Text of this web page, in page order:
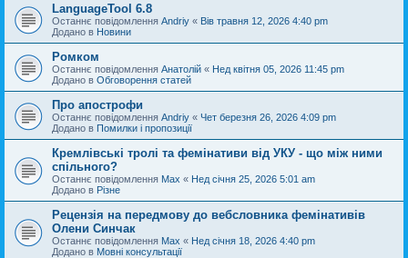
LanguageTool 6.8
Останнє повідомлення Andriy « Вів травня 12, 2026 4:40 pm
Додано в Новини
Ромком
Останнє повідомлення Анатолій « Нед квітня 05, 2026 11:45 pm
Додано в Обговорення статей
Про апострофи
Останнє повідомлення Andriy « Чет березня 26, 2026 4:09 pm
Додано в Помилки і пропозиції
Кремлівські тролі та фемінативи від УКУ - що між ними
спільного?
Останнє повідомлення Max « Нед січня 25, 2026 5:01 am
Додано в Різне
Рецензія на передмову до вебсловника фемінативів
Олени Синчак
Останнє повідомлення Max « Нед січня 18, 2026 4:40 pm
Додано в Мовні консультації